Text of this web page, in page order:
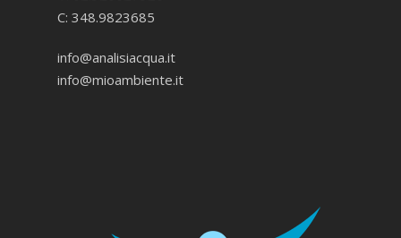
C: 348.9823685
info@analisiacqua.it
info@mioambiente.it